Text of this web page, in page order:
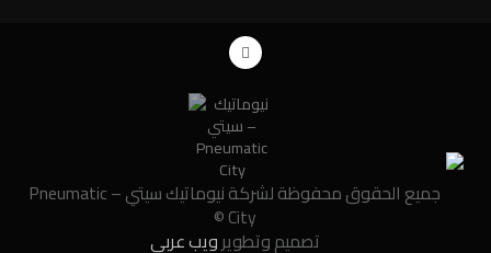
جميع الحقوق محفوظة لشركة نيوماتيك سيتي – Pneumatic
City ©
تصميم وتطويرويب عربي